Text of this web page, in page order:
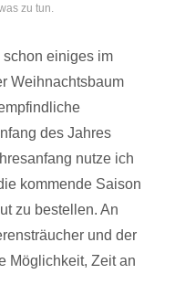
zu tun.
schon einiges im
Weihnachtsbaum
des Jahres
nutze ich
kommende Saison
zu bestellen. An
und der
Möglichkeit, Zeit an